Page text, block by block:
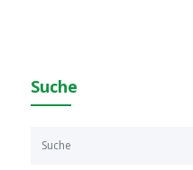
Suche